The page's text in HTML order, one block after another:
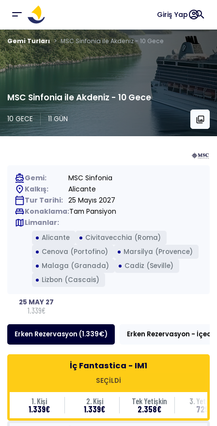
Giriş Yapaccount_circlesearch
Gemi Turları MSC Sinfonia ile Akdeniz - 10 Gece
MSC Sinfonia ile Akdeniz - 10 Gece
10 GECE 11 GÜN collections
directions_boatGemi: MSC Sinfonia
place Kalkış: Alicante
calendar_todayTur Tarihi: 25 Mayıs 2027
king_bedKonaklama:Tam Pansiyon
map Limanlar:
Alicante
Civitavecchia (Roma)
Cenova (Portofino)
Marsilya (Provence)
Malaga (Granada)
Cadiz (Seville)
Lizbon (Cascais)
25 MAY 27
1.339€
Erken Rezervasyon (1.339€) Erken Rezervasyon -
İç Fantastica - IM1
SEÇİLDİ
1. Kişi
1.339€
2. Kişi
1.339€
Tek Yetişkin
2.358€
3.
729€